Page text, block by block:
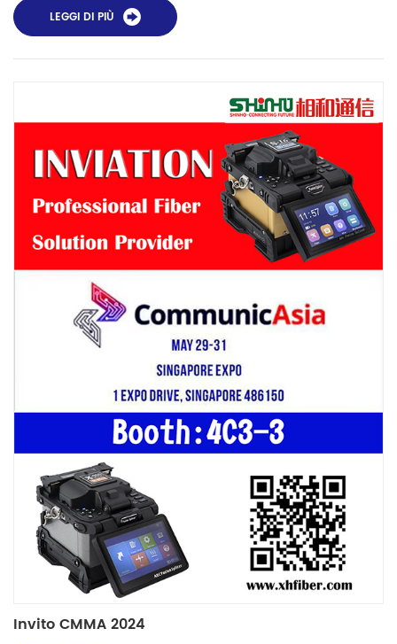
vetro" come mezzo di trasmissione. Grazie a una latenza
ultrabassa, una non linearità ultrabassa, una potenziale
perdita ultrabassa e una larghezza di banda passante più
LEGGI DI PIÙ
Invito CMMA 2024